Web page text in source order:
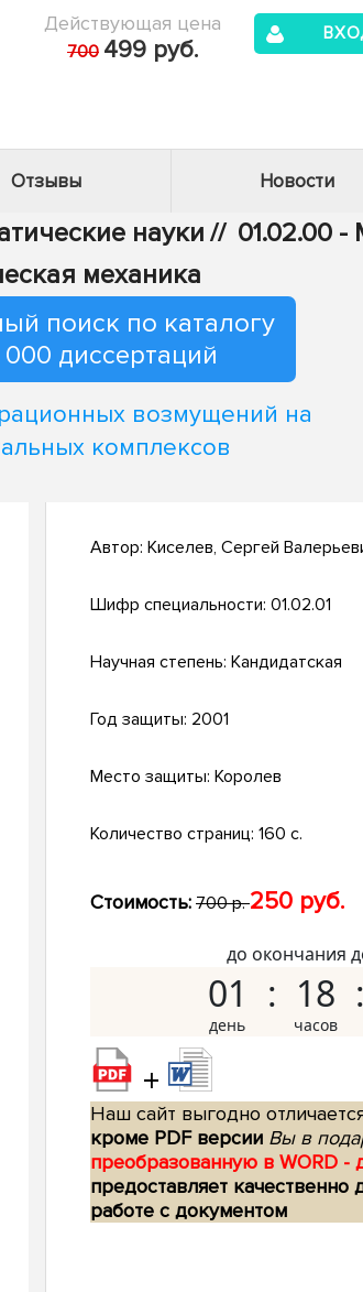
Действующая цена
700 499 руб.
Отзывы Новости
науки // 01.02.00 -
механика
поиск по каталогу
диссертаций
возмущений на
комплексов
Автор: Киселев, Сергей
Шифр специальности: 01.02.01
Научная степень: Кандидатская
Год защиты: 2001
Место защиты: Королев
Количество страниц: 160 с.
Стоимость: 700 р.250 руб.
до окончания
01 18
+
Наш сайт выгодно
кроме PDF версии Вы в
преобразованную в WORD -
предоставляет
работе с документом